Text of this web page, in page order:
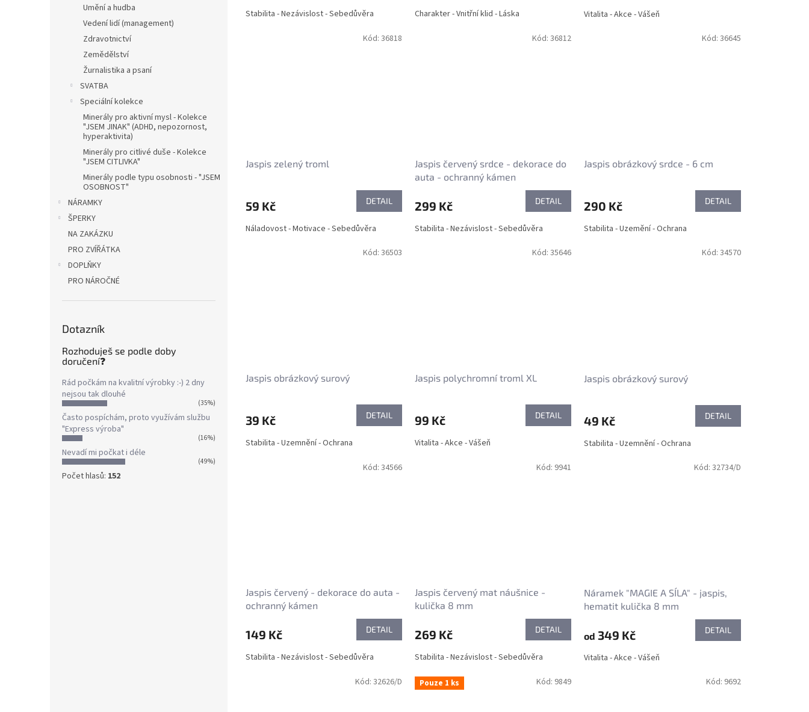
Umění a hudba
Vedení lidí (management)
Zdravotnictví
Zemědělství
Žurnalistika a psaní
SVATBA
Speciální kolekce
Minerály pro aktivní mysl - Kolekce
"JSEM JINAK" (ADHD, nepozornost,
hyperaktivita)
Minerály pro citlivé duše - Kolekce
"JSEM CITLIVKA"
Minerály podle typu osobnosti - "JSEM
OSOBNOST"
NÁRAMKY
ŠPERKY
NA ZAKÁZKU
PRO ZVÍŘÁTKA
DOPLŇKY
PRO NÁROČNÉ
Dotazník
Rozhoduješ se podle doby
doručení❓
Rád počkám na kvalitní výrobky :-) 2 dny
nejsou tak dlouhé
(35%)
Často pospíchám, proto využívám službu
"Express výroba"
(16%)
Nevadí mi počkat i déle
(49%)
Počet hlasů: 152
Stabilita - Nezávislost - Sebedůvěra Charakter - Vnitřní klid - Láska Vitalita - Akce - Vášeň
Jaspis zelený troml
59 Kč DETAIL
Náladovost - Motivace - Sebedůvěra
Kód: 36818
Jaspis červený srdce - dekorace do
auta - ochranný kámen
299 Kč DETAIL
Stabilita - Nezávislost - Sebedůvěra
Kód: 36812
Jaspis obrázkový srdce - 6 cm
290 Kč DETAIL
Stabilita - Uzemění - Ochrana
Kód: 36645
Jaspis obrázkový surový
39 Kč DETAIL
Stabilita - Uzemnění - Ochrana
Kód: 36503
Jaspis polychromní troml XL
99 Kč DETAIL
Vitalita - Akce - Vášeň
Kód: 35646
Jaspis obrázkový surový
49 Kč DETAIL
Stabilita - Uzemnění - Ochrana
Kód: 34570
Jaspis červený - dekorace do auta -
ochranný kámen
149 Kč DETAIL
Stabilita - Nezávislost - Sebedůvěra
Kód: 34566
Jaspis červený mat náušnice -
kulička 8 mm
269 Kč DETAIL
Stabilita - Nezávislost - Sebedůvěra
Kód: 9941
Náramek "MAGIE A SÍLA" - jaspis,
hematit kulička 8 mm
od 349 Kč DETAIL
Vitalita - Akce - Vášeň
Kód: 32734/D
Kód: 32626/D Pouze 1 ks Kód: 9849 Kód: 9692